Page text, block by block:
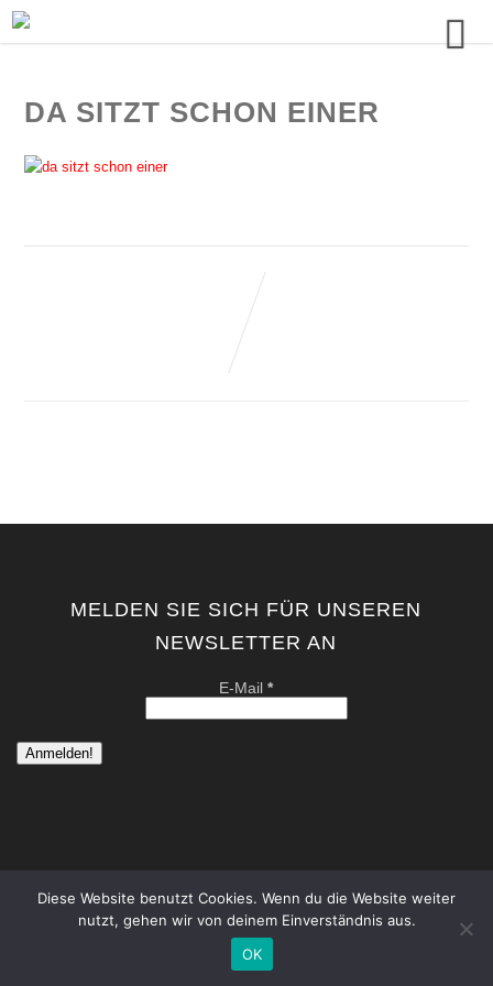
DA SITZT SCHON EINER
MELDEN SIE SICH FÜR UNSEREN
NEWSLETTER AN
E-Mail*
copyright by kati von schwerin | contemporary artist berlin . all
Datenschutzerklärung
Diese Website benutzt Cookies. Wenn du die Website weiter
nutzt, gehen wir von deinem Einverständnis aus.
OK